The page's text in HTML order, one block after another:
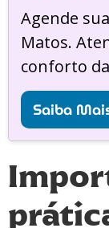
Agende
Matos.
conforto
Saiba